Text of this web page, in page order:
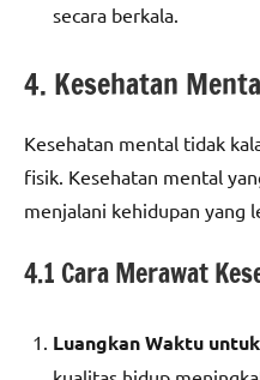
secara berkala.
4. Kesehatan
Kesehatan mental tidak
fisik. Kesehatan mental
menjalani kehidupan yang
4.1 Cara Merawat
Luangkan Waktu